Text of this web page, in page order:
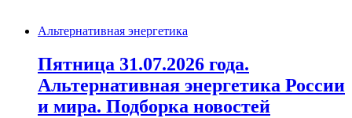
Альтернативная энергетика
Пятница 31.07.2026 года.
Альтернативная энергетика России
и мира. Подборка новостей